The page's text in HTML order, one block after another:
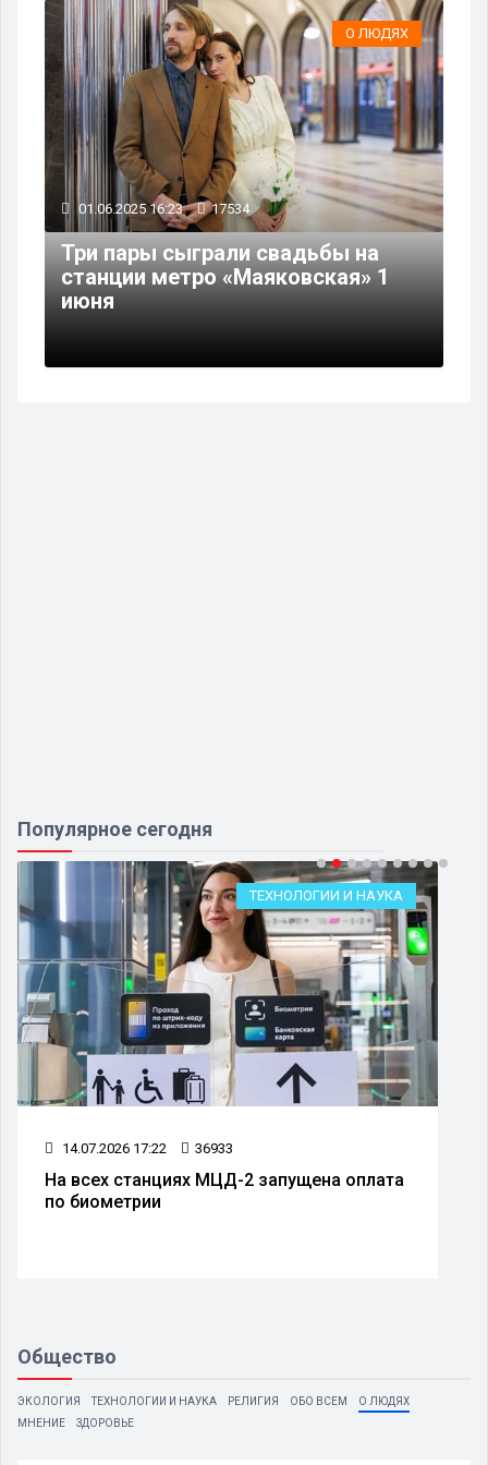
О ЛЮДЯХ
01.06.2025 16:23 17534
Три пары сыграли свадьбы на
станции метро «Маяковская» 1
июня
Популярное сегодня
ТЕХНОЛОГИИ И НАУКА
14.07.2026 17:22 36933
На всех станциях МЦД-2 запущена оплата
по биометрии
Общество
ЭКОЛОГИЯ ТЕХНОЛОГИИ И НАУКА РЕЛИГИЯ ОБО ВСЕМ
О ЛЮДЯХ
МНЕНИЕ
ЗДОРОВЬЕ